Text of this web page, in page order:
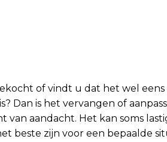
of vindt u dat het wel
Dan is het vervangen of
aandacht. Het kan soms
beste zijn voor een bepaalde